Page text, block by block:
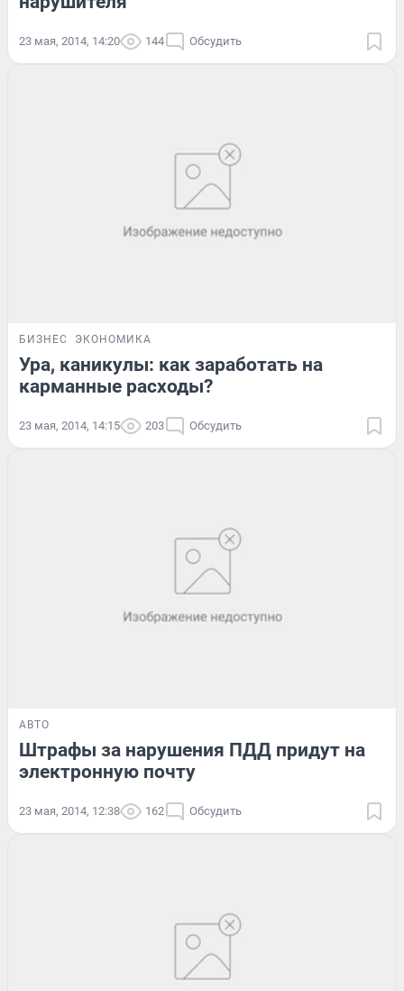
23 мая, 2014, 14:20 144 Обсудить
БИЗНЕС ЭКОНОМИКА
Ура, каникулы: как заработать на
карманные расходы?
23 мая, 2014, 14:15 203 Обсудить
АВТО
Штрафы за нарушения ПДД придут на
электронную почту
23 мая, 2014, 12:38 162 Обсудить